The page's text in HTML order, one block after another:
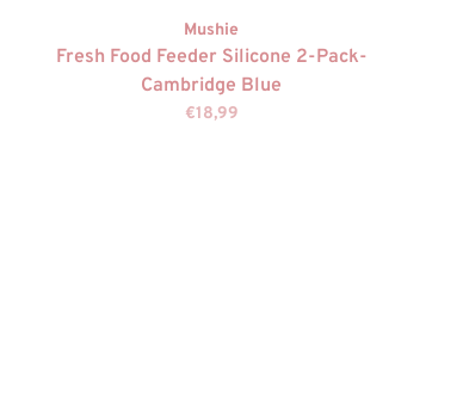
Mushie
Fresh Food Feeder Silicone 2-Pack-
Cambridge Blue
€18,99